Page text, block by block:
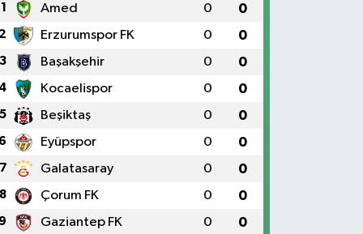
1 Amed 0 0
Erzurumspor FK 0 0
3 Başakşehir 0 0
Kocaelispor 0 0
5 Beşiktaş 0 0
Eyüpspor 0 0
7 Galatasaray 0 0
8 Çorum FK 0 0
Gaziantep FK 0 0